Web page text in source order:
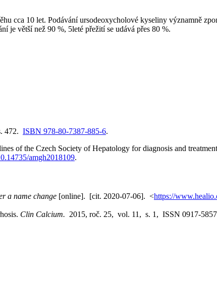
cca 10 let. Podávání ursodeoxycholové kyseliny významně
je větší než 90 %, 5leté přežití se udává přes 80 %.
472. ISBN 978-80-7387-885-6.
of the Czech Society of Hepatology for diagnosis and
amgh2018109.
a name change [online]. [cit. 2020-07-06]. <https://
Clin Calcium. 2015, roč. 25, vol. 11, s. 1, ISSN 0917-